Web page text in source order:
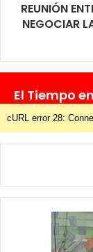
REUNIÓN
NEGOCIAR
El Tiempo
cURL error 28: